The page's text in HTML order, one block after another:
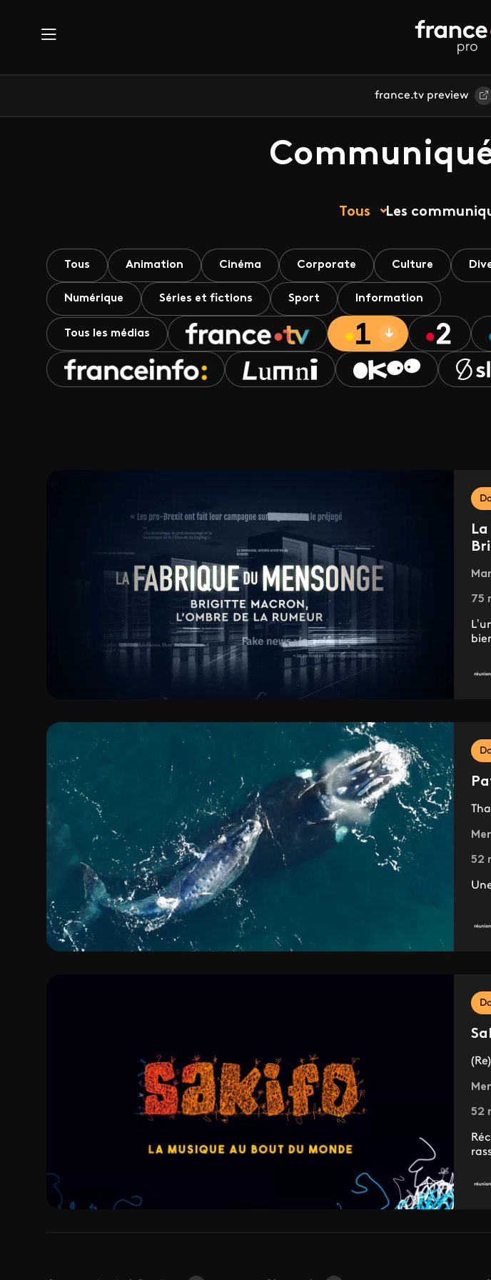
france.tv preview
Tous Les
Tous Animation Cinéma Corporate Culture
Numérique Séries et fictions Sport Information
Tous les médias
75
52
52